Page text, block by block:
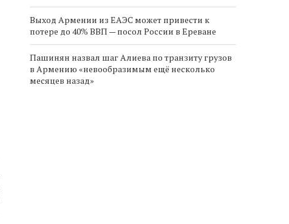
Выход Армении из ЕАЭС может привести к
потере до 40% ВВП — посол России в Ереване
Пашинян назвал шаг Алиева по транзиту грузов
в Армению «невообразимым ещё несколько
месяцев назад»